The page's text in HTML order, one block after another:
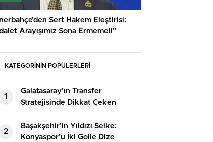
Sert Hakem Eleştirisi:
Arayışımız Sona Ermemeli”
KATEGORİNİN POPÜLERLERİ
1
Galatasaray’ın Transfer
Stratejisinde Dikkat Çeken
İsimler!
2
Başakşehir’in Yıldızı Selke:
Konyaspor’u İki Golle Dize